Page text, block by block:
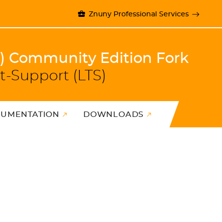
Znuny Professional Services
Community Edition Fork
Support (LTS)
DOWNLOADS